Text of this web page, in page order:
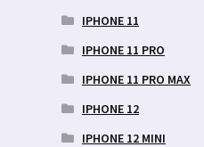
IPHONE 11
IPHONE 11 PRO
IPHONE 11 PRO MAX
IPHONE 12
IPHONE 12 MINI